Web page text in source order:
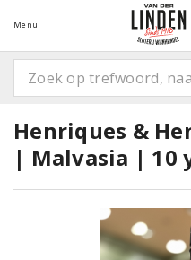
Menu
Henriques &
| Malvasia | 10